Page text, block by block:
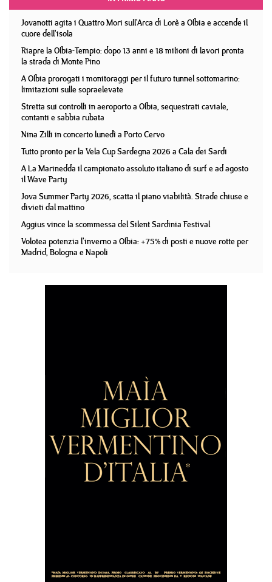
Jovanotti agita i Quattro Mori sull'Arca di Lorè a Olbia e accende il
cuore dell'isola
Riapre la Olbia-Tempio: dopo 13 anni e 18 milioni di lavori pronta
la strada di Monte Pino
A Olbia prorogati i monitoraggi per il futuro tunnel sottomarino:
limitazioni sulle sopraelevate
Stretta sui controlli in aeroporto a Olbia, sequestrati caviale,
contanti e sabbia rubata
Nina Zilli in concerto lunedì a Porto Cervo
Tutto pronto per la Vela Cup Sardegna 2026 a Cala dei Sardi
A La Marinedda il campionato assoluto italiano di surf e ad agosto
il Wave Party
Jova Summer Party 2026, scatta il piano viabilità. Strade chiuse e
divieti dal mattino
Aggius vince la scommessa del Silent Sardinia Festival
Volotea potenzia l'inverno a Olbia: +75% di posti e nuove rotte per
Madrid, Bologna e Napoli